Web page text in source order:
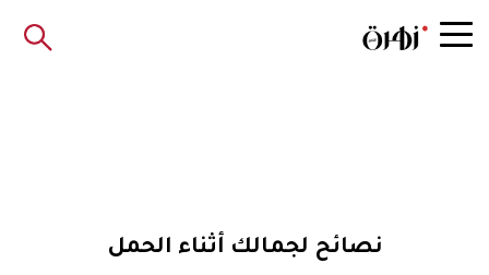
نصائح لجمالك أثناء الحمل